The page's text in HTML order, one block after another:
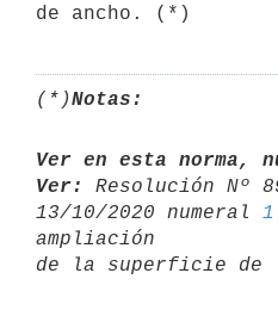
de ancho. (*)
(*)Notas:
Ver en esta norma,
Ver:
Resolución Nº
13/10/2020 numeral 1
ampliación